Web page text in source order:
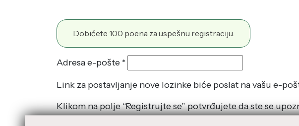
Dobićete 100 poena za uspešnu registraciju.
Adresa e-pošte *Obavezno
Link za postavljanje nove lozinke biće poslat na vašu e-
Klikom na polje “Registrujte se” potvrđujete da ste se